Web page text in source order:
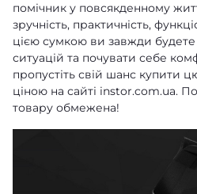
помічник у повсякденному
зручність, практичність,
цією сумкою ви завжди будете
ситуацій та почувати себе
пропустіть свій шанс купити
ціною на сайті instor.com.ua.
товару обмежена!